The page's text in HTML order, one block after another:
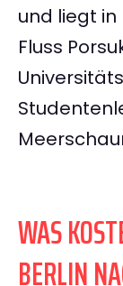
und liegt
Fluss
WAS
BERLIN